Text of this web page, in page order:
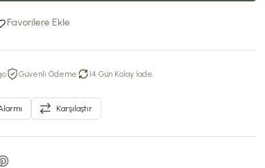
Favorilere Ekle
Güvenli Ödeme 14 Gün Kolay İade
Karşılaştır